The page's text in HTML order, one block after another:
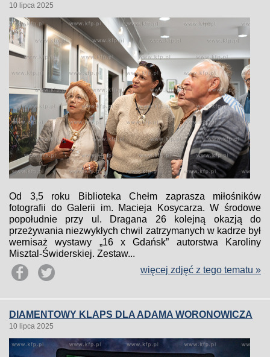
10 lipca 2025
Od 3,5 roku Biblioteka Chełm zaprasza miłośników
fotografii do Galerii im. Macieja Kosycarza. W środowe
popołudnie przy ul. Dragana 26 kolejną okazją do
przeżywania niezwykłych chwil zatrzymanych w kadrze był
wernisaż wystawy „16 x Gdańsk” autorstwa Karoliny
Misztal-Świderskiej. Zestaw...
więcej zdjęć z tego tematu »
DIAMENTOWY KLAPS DLA ADAMA WORONOWICZA
10 lipca 2025